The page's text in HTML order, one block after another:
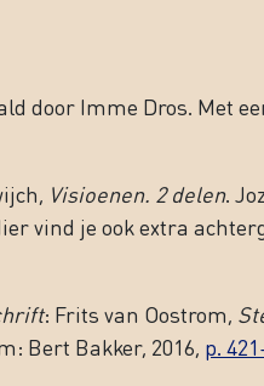
door Imme Dros. Met
Visioenen. 2 delen.
vind je ook extra
: Frits van Oostrom,
Bert Bakker, 2016, p.